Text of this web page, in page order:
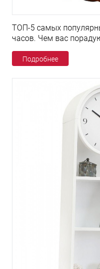
ТОП-5 самых
часов. Чем вас
Подробнее